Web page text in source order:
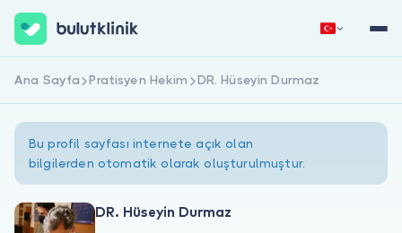
Hemen Kaydol Giriş Yap
Ana Sayfa Pratisyen Hekim DR. Hüseyin Durmaz
Bu profil sayfası internete açık olan
bilgilerden otomatik olarak oluşturulmuştur.
DR. Hüseyin Durmaz